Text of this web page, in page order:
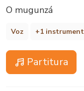
O mugunzá
Voz +1
Partitura